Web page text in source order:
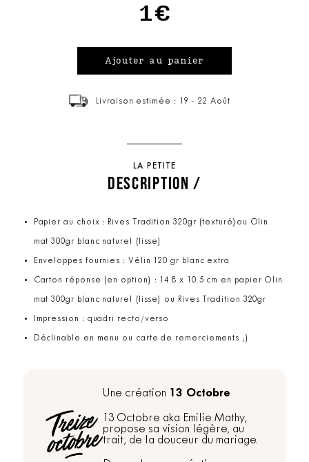
1€
Livraison estimée : 19 - 22 Août
LA PETITE
DESCRIPTION /
Papier au choix : Rives Tradition 320gr (texturé)ou Olin
mat 300gr blanc naturel (lisse)
Enveloppes fournies : Vélin 120 gr blanc extra
Carton réponse (en option) : 14.8 x 10.5 cm en papier Olin
mat 300gr blanc naturel (lisse) ou Rives Tradition 320gr
Impression : quadri recto/verso
Déclinable en menu ou carte de remerciements ;)
Une création 13 Octobre
13 Octobre aka Emilie Mathy,
propose sa vision légère, au
trait, de la douceur du mariage.